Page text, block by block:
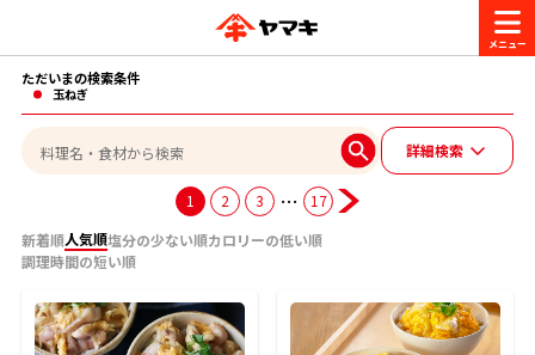
商品情報
レシピ
おいしいレシピを探す
おいしいレシピトップ
かつお節・だしを楽しむ
かつお節・だしを知る
CM・キャンペーン
ただいまの検索条件
玉ねぎ
詳細検索
1 2 3 …
17
新着順人気順塩分の少ない順カロリーの低い順
調理時間の短い順